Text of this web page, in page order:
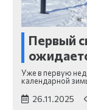
Первый
Уже в первую
календарной
26.11.2025